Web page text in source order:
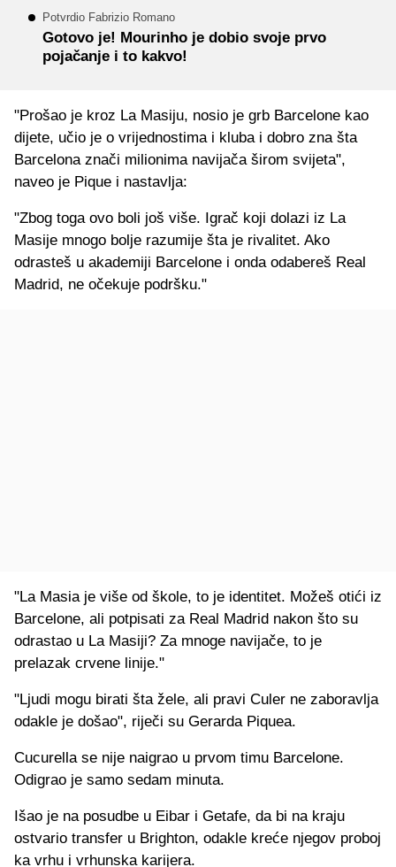
Potvrdio Fabrizio Romano
Gotovo je! Mourinho je dobio svoje prvo
pojačanje i to kakvo!
"Prošao je kroz La Masiju, nosio je grb Barcelone kao
dijete, učio je o vrijednostima i kluba i dobro zna šta
Barcelona znači milionima navijača širom svijeta",
naveo je Pique i nastavlja:
"Zbog toga ovo boli još više. Igrač koji dolazi iz La
Masije mnogo bolje razumije šta je rivalitet. Ako
odrasteš u akademiji Barcelone i onda odabereš Real
Madrid, ne očekuje podršku."
"La Masia je više od škole, to je identitet. Možeš otići iz
Barcelone, ali potpisati za Real Madrid nakon što su
odrastao u La Masiji? Za mnoge navijače, to je
prelazak crvene linije."
"Ljudi mogu birati šta žele, ali pravi Culer ne zaboravlja
odakle je došao", riječi su Gerarda Piquea.
Cucurella se nije naigrao u prvom timu Barcelone.
Odigrao je samo sedam minuta.
Išao je na posudbe u Eibar i Getafe, da bi na kraju
ostvario transfer u Brighton, odakle kreće njegov proboj
ka vrhu i vrhunska karijera.